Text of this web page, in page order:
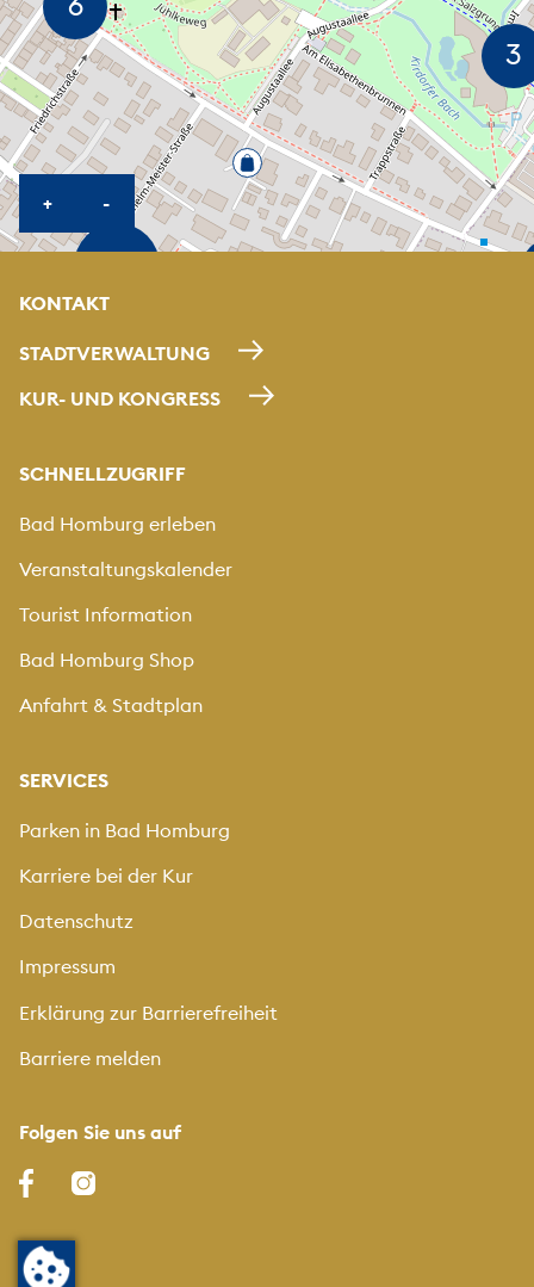
+KARTE HEREINZOOMEN
-KARTE HERAUSZOOMEN
KONTAKT
STADTVERWALTUNG
KUR- UND KONGRESS
SCHNELLZUGRIFF
Bad Homburg erleben
Veranstaltungskalender
Tourist Information
Bad Homburg Shop
Anfahrt & Stadtplan
SERVICES
Parken in Bad Homburg
Karriere bei der Kur
Datenschutz
Impressum
Erklärung zur Barrierefreiheit
Barriere melden
Folgen Sie uns auf